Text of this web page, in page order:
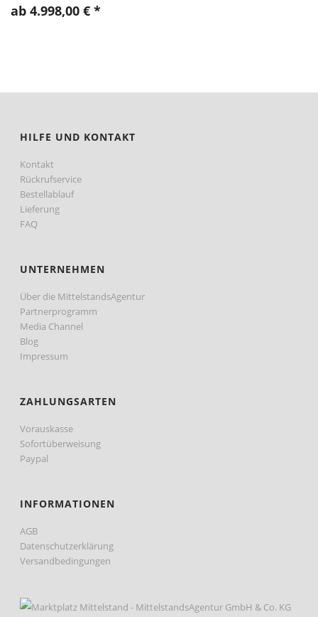
ab 4.998,00 € *
HILFE UND KONTAKT
Kontakt
Rückrufservice
Bestellablauf
Lieferung
FAQ
UNTERNEHMEN
Über die MittelstandsAgentur
Partnerprogramm
Media Channel
Blog
Impressum
ZAHLUNGSARTEN
Vorauskasse
Sofortüberweisung
Paypal
INFORMATIONEN
AGB
Datenschutzerklärung
Versandbedingungen